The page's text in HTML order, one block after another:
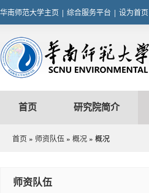
华南师范大学主页 | 综合服务平台 | 设为首页
首页 研究院简介
首页 » 师资队伍 » 概况 » 概况
师资队伍